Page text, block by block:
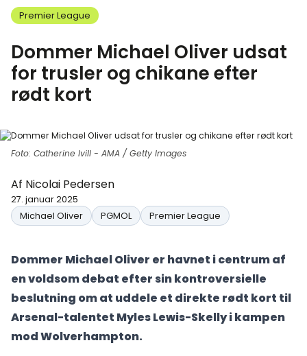
Premier League
Dommer Michael Oliver udsat
for trusler og chikane efter
rødt kort
Foto: Catherine Ivill - AMA / Getty Images
Af Nicolai Pedersen
27. januar 2025
Michael Oliver
PGMOL Premier League
Dommer Michael Oliver er havnet i centrum af
en voldsom debat efter sin kontroversielle
beslutning om at uddele et direkte rødt kort til
Arsenal-talentet Myles Lewis-Skelly i kampen
mod Wolverhampton.